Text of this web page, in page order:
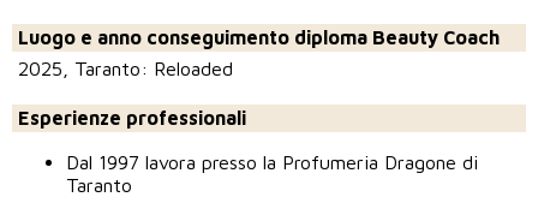
Luogo e anno conseguimento diploma Beauty Coach
2025, Taranto: Reloaded
Esperienze professionali
Dal 1997 lavora presso la Profumeria Dragone di
Taranto